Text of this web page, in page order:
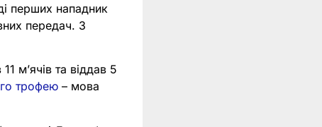
перших нападник
передач. З
м’ячів та віддав 5
трофею – мова